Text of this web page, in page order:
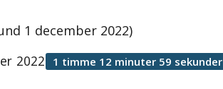
1 december 2022)
2022 1 timme 12 minuter 59 sekunder